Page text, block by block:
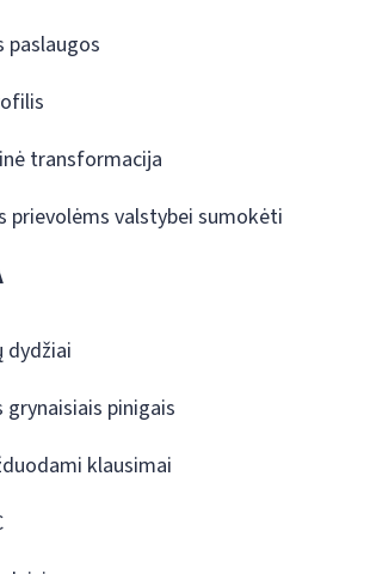
paslaugos
transformacija
prievolėms valstybei sumokėti
dydžiai
pinigais
klausimai